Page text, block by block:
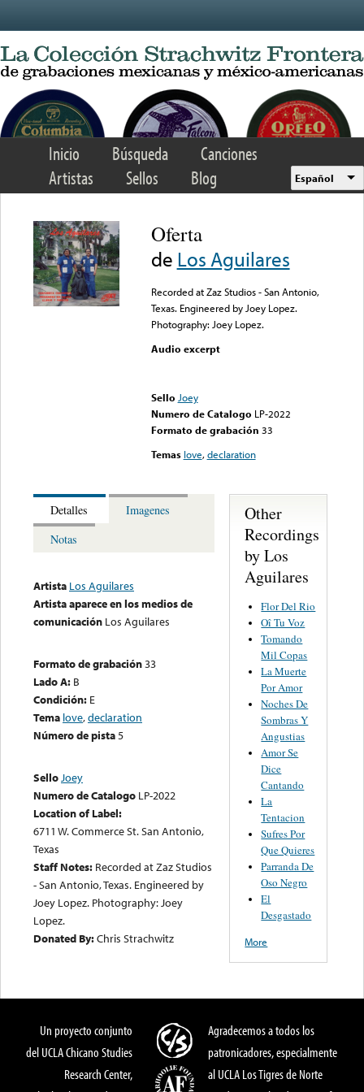
Inicio Búsqueda
Canciones
Artistas
Sellos Blog Español
Oferta
de Los Aguilares
Recorded at Zaz Studios - San Antonio,
Texas. Engineered by Joey Lopez.
Photography: Joey Lopez.
Audio excerpt
Sello Joey
Numero de Catalogo LP-2022
Formato de grabación 33
Temas love,declaration
Detalles
Imagenes
Notas
Artista Los Aguilares
Artista aparece en los medios de
comunicación Los Aguilares
Formato de grabación33
Lado A: B
Condición: E
Tema love,declaration
Número de pista5
SelloJoey
Numero de Catalogo LP-2022
Location of Label:
6711 W. Commerce St. San Antonio,
Texas
Staff Notes: Recorded at Zaz Studios
- San Antonio, Texas. Engineered by
Joey Lopez. Photography: Joey
Lopez.
Donated By:Chris Strachwitz
Other
Recordings
by Los
Aguilares
Flor Del Rio
Oî Tu Voz
Tomando
Mil Copas
La Muerte
Por Amor
Noches De
Sombras Y
Angustias
Amor Se
Dice
Cantando
La
Tentacion
Sufres Por
Que Quieres
Parranda De
Oso Negro
El
Desgastado
More
Un proyecto conjunto
del UCLA Chicano Studies
Research Center,
Agradecemos a todos los
patronicadores, especialmente
al UCLA Los Tigres de Norte